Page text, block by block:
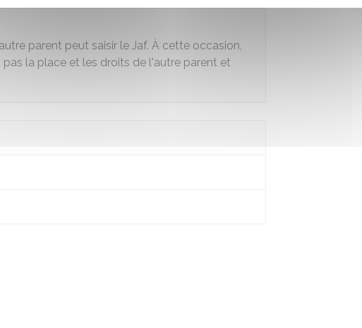
parent peut saisir le Jaf. À cette occasion,
la place et les droits de l'autre parent et